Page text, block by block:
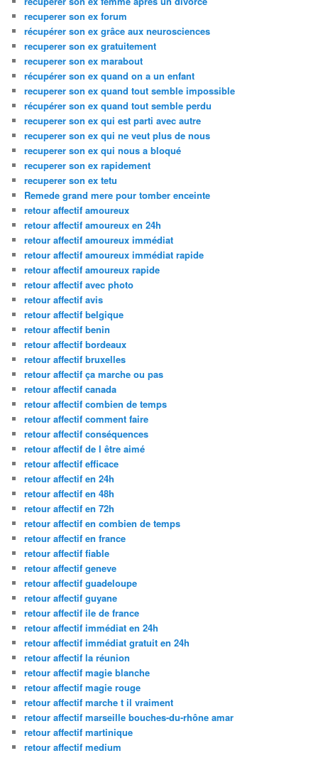
recuperer son ex forum
récupérer son ex grâce aux neurosciences
recuperer son ex gratuitement
recuperer son ex marabout
récupérer son ex quand on a un enfant
recuperer son ex quand tout semble impossible
récupérer son ex quand tout semble perdu
recuperer son ex qui est parti avec autre
recuperer son ex qui ne veut plus de nous
recuperer son ex qui nous a bloqué
recuperer son ex rapidement
recuperer son ex tetu
Remede grand mere pour tomber enceinte
retour affectif amoureux
retour affectif amoureux en 24h
retour affectif amoureux immédiat
retour affectif amoureux immédiat rapide
retour affectif amoureux rapide
retour affectif avec photo
retour affectif avis
retour affectif belgique
retour affectif benin
retour affectif bordeaux
retour affectif bruxelles
retour affectif ça marche ou pas
retour affectif canada
retour affectif combien de temps
retour affectif comment faire
retour affectif conséquences
retour affectif de l être aimé
retour affectif efficace
retour affectif en 24h
retour affectif en 48h
retour affectif en 72h
retour affectif en combien de temps
retour affectif en france
retour affectif fiable
retour affectif geneve
retour affectif guadeloupe
retour affectif guyane
retour affectif ile de france
retour affectif immédiat en 24h
retour affectif immédiat gratuit en 24h
retour affectif la réunion
retour affectif magie blanche
retour affectif magie rouge
retour affectif marche t il vraiment
retour affectif marseille bouches-du-rhône amar
retour affectif martinique
retour affectif medium